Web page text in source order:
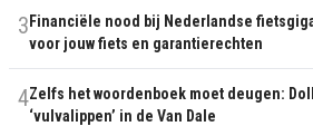
3 Financiële nood bij Nederlandse
voor jouw fiets en garantierechten
4Zelfs het woordenboek moet deugen:
‘vulvalippen’ in de Van Dale